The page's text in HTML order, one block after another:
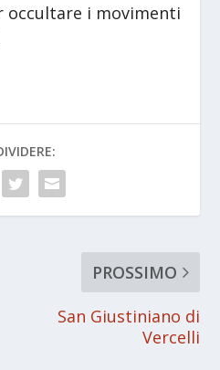
occultare i movimenti
PROSSIMO
San Giustiniano di
Vercelli